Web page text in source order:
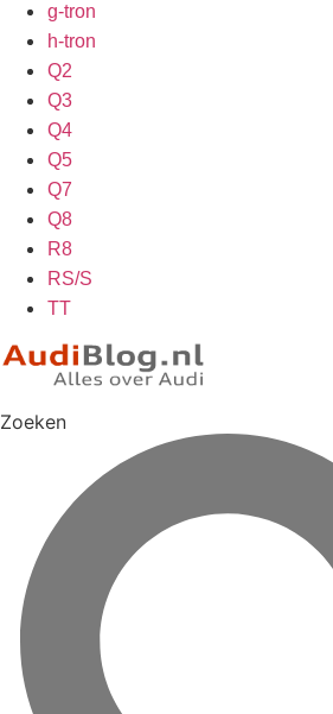
g-tron
h-tron
Q2
Q3
Q4
Q5
Q7
Q8
R8
RS/S
TT
Zoeken